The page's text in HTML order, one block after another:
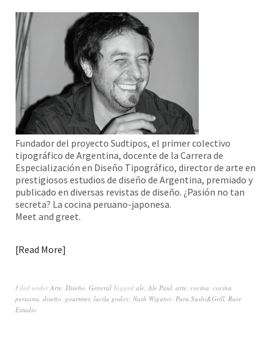
Fundador del proyecto Sudtipos, el primer colectivo
tipográfico de Argentina, docente de la Carrera de
Especialización en Diseño Tipográfico, director de arte en
prestigiosos estudios de diseño de Argentina, premiado y
publicado en diversas revistas de diseño. ¿Pasión no tan
secreta? La cocina peruano-japonesa.
Meet and greet.
Read More
Filed underArte, Diseño, General Tagged ale, Ale Paul, arte, cocina, cocina
peruana, diseño, gourtmet, lucila godoy, Nash Wigutov, Paru Sushi&Grill, Rare
Estudio